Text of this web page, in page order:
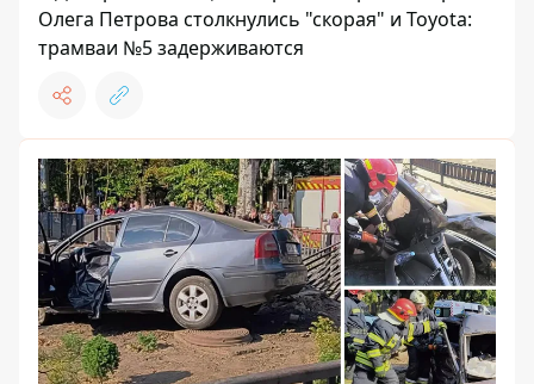
Олега Петрова столкнулись "скорая" и Toyota:
трамваи №5 задерживаются